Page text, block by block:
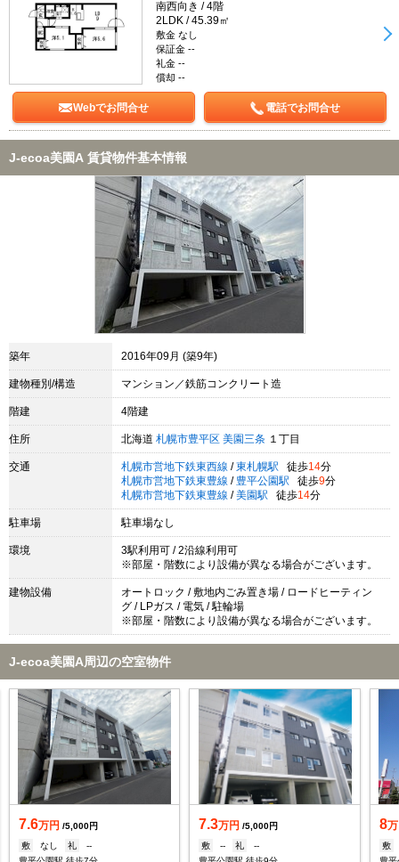
南西向き / 4階
2LDK / 45.39㎡
敷金 なし
保証金 --
礼金 --
償却 --
Webでお問合せ 電話でお問合せ
J-ecoa美園A 賃貸物件基本情報
築年 2016年09月 (築9年)
建物種別/構造 マンション／鉄筋コンクリート造
階建 4階建
住所 北海道 札幌市豊平区 美園三条 １丁目
交通 札幌市営地下鉄東西線 / 東札幌駅 徒歩14分
札幌市営地下鉄東豊線 / 豊平公園駅 徒歩9分
札幌市営地下鉄東豊線 / 美園駅 徒歩14分
駐車場 駐車場なし
環境
3駅利用可 / 2沿線利用可
※部屋・階数により設備が異なる場合がございます。
建物設備
オートロック / 敷地内ごみ置き場 / ロードヒーティン
グ / LPガス / 電気 / 駐輪場
※部屋・階数により設備が異なる場合がございます。
J-ecoa美園A周辺の空室物件
7.6万円 /5,000円
敷
なし 礼
--
7.3万円 /5,000円
敷
-- 礼
--
8
敷